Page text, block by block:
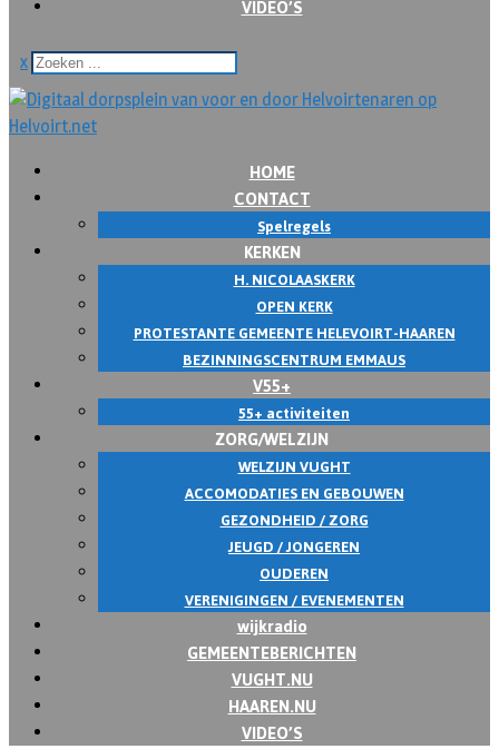
x
HOME
CONTACT
Spelregels
KERKEN
H. NICOLAASKERK
OPEN KERK
PROTESTANTE GEMEENTE HELEVOIRT-HAAREN
BEZINNINGSCENTRUM EMMAUS
V55+
55+ activiteiten
ZORG/WELZIJN
WELZIJN VUGHT
ACCOMODATIES EN GEBOUWEN
GEZONDHEID / ZORG
JEUGD / JONGEREN
OUDEREN
VERENIGINGEN / EVENEMENTEN
wijkradio
GEMEENTEBERICHTEN
VUGHT.NU
HAAREN.NU
VIDEO’S